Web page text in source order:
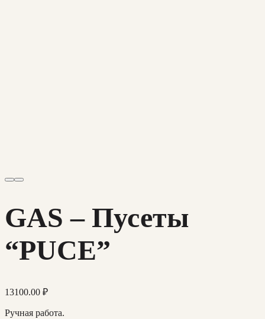
GAS – Пусеты
“PUCE”
13100.00 ₽
Ручная работа.